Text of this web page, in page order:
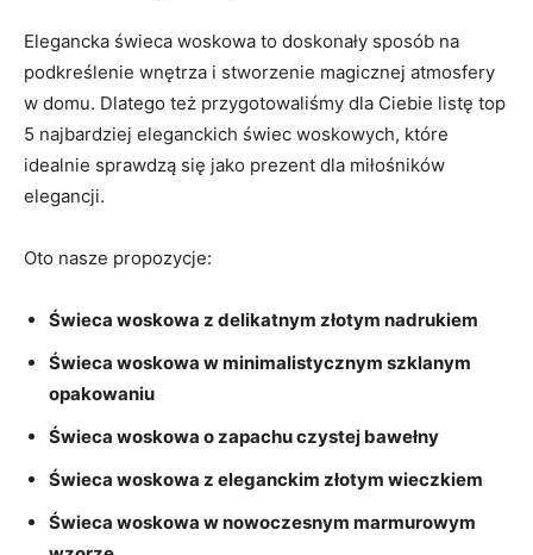
Elegancka świeca ​woskowa to doskonały ⁢sposób na
⁢podkreślenie wnętrza i stworzenie⁣ magicznej‌ atmosfery
‌w domu. Dlatego też przygotowaliśmy ⁣dla Ciebie⁤ listę top
5⁣ najbardziej eleganckich świec‌ woskowych, które‍
idealnie sprawdzą się jako​ prezent ‍dla miłośników
elegancji.
Oto nasze ​propozycje:
Świeca ⁣woskowa z delikatnym⁤ złotym nadrukiem
Świeca woskowa w minimalistycznym szklanym
opakowaniu
Świeca ⁢woskowa o ⁢zapachu czystej ‍bawełny
Świeca woskowa z⁢ eleganckim złotym wieczkiem
Świeca woskowa w ‌nowoczesnym marmurowym